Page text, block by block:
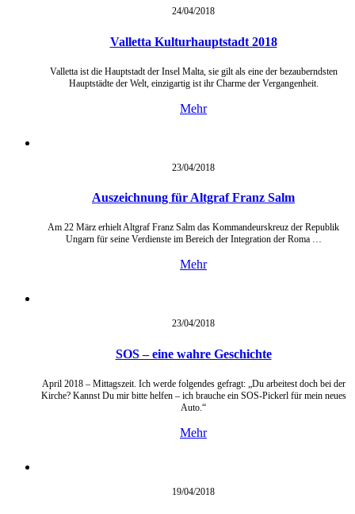
24/04/2018
Valletta Kulturhauptstadt 2018
Valletta ist die Hauptstadt der Insel Malta, sie gilt als eine der bezauberndsten
Hauptstädte der Welt, einzigartig ist ihr Charme der Vergangenheit.
Mehr
23/04/2018
Auszeichnung für Altgraf Franz Salm
Am 22 März erhielt Altgraf Franz Salm das Kommandeurskreuz der Republik
Ungarn für seine Verdienste im Bereich der Integration der Roma …
Mehr
23/04/2018
SOS – eine wahre Geschichte
April 2018 – Mittagszeit. Ich werde folgendes gefragt: „Du arbeitest doch bei der
Kirche? Kannst Du mir bitte helfen – ich brauche ein SOS-Pickerl für mein neues
Auto.“
Mehr
19/04/2018